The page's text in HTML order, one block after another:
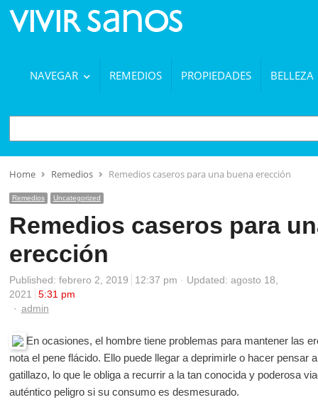
NAVEGAR REMEDIOS PROPIEDADES BELLEZA
BUSCAR
Home Remedios Remedios caseros para una buena erección
Remedios Uncategorized
Remedios caseros para
erección
Published: febrero 2, 2019 12:37 pm
Updated: agosto 18,
2021
5:31 pm
Author
admin
En ocasiones, el hombre tiene problemas para mantener las
nota el pene flácido. Ello puede llegar a deprimirle o hacer pensar
gatillazo, lo que le obliga a recurrir a la tan conocida y poderosa
auténtico peligro si su consumo es desmesurado.